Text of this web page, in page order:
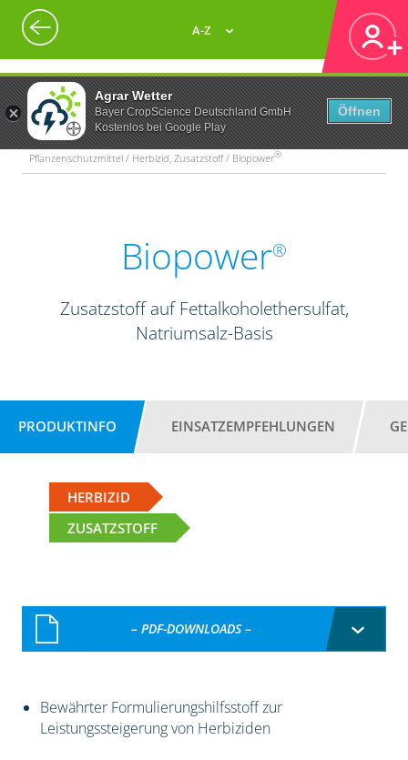
Agrar Wetter
Bayer CropScience Deutschland GmbH
Kostenlos bei Google Play
Öffnen
A-Z
Pflanzenschutzmittel / Herbizid, Zusatzstoff / Biopower®
Biopower®
Zusatzstoff auf Fettalkoholethersulfat,
Natriumsalz-Basis
PRODUKTINFO EINSATZEMPFEHLUNGEN
HERBIZID
ZUSATZSTOFF
– PDF-DOWNLOADS –
Bewährter Formulierungshilfsstoff zur
Leistungssteigerung von Herbiziden